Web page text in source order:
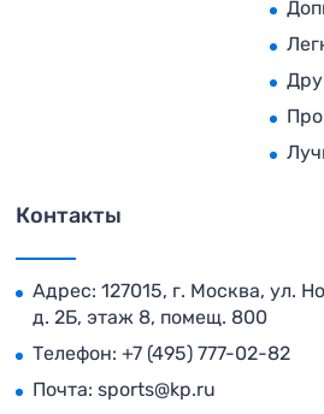
Контакты
Адрес: 127015, г. Москва, ул.
д. 2Б, этаж 8, помещ. 800
Телефон: +7 (495) 777-02-82
Почта: sports@kp.ru